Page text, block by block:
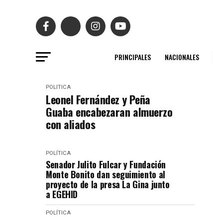
PRINCIPALES NACIONALES
POLÍTICA
Leonel Fernández y Peña
Guaba encabezaran almuerzo
con aliados
POLÍTICA
Senador Julito Fulcar y Fundación
Monte Bonito dan seguimiento al
proyecto de la presa La Gina junto
a EGEHID
POLÍTICA